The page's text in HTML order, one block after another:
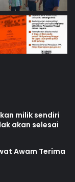
milik sendiri
akan selesai
Awam Terima